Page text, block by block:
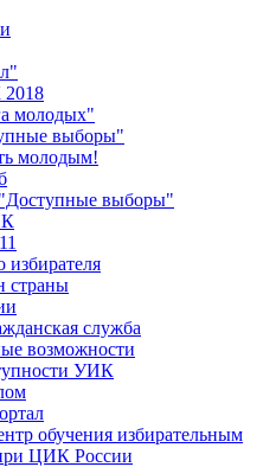
молодых"
выборы"
молодым!
выборы"
избирателя
страны
служба
возможности
УИК
обучения избирательным
ЦИК России